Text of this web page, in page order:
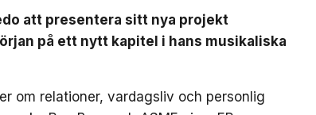
att presentera sitt nya projekt
på ett nytt kapitel i hans musikaliska
om relationer, vardagsliv och personlig